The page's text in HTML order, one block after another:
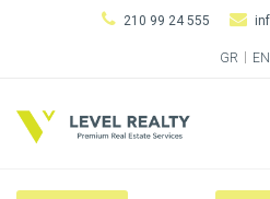
210 99 24 555
GR EN